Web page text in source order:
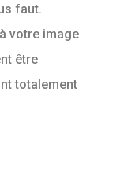
faut.
votre image
être
totalement